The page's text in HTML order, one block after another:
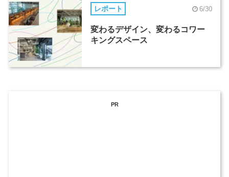
レポート 6/30
変わるデザイン、変わるコワー
キングスペース
PR